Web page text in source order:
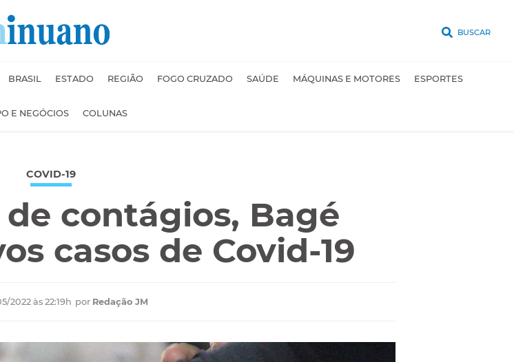
BUSCAR
BRASIL ESTADO REGIÃO FOGO CRUZADO SAÚDE MÁQUINAS E MOTORES ESPORTES
E NEGÓCIOS COLUNAS
COVID-19
contágios, Bagé
casos de Covid-19
2022 às 22:19h por Redação JM